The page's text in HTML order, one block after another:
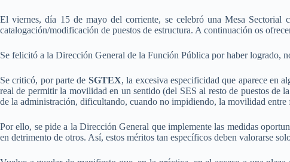
El viernes, día 15 de mayo del corriente, se celebró una Mesa
catalogación/modificación de puestos de estructura. A continuación os
Se felicitó a la Dirección General de la Función Pública por haber logrado,
Se criticó, por parte de SGTEX, la excesiva especificidad que aparece en
real de permitir la movilidad en un sentido (del SES al resto de puestos de
de la administración, dificultando, cuando no impidiendo, la movilidad entre
Por ello, se pide a la Dirección General que implemente las medidas
en detrimento de otros. Así, estos méritos tan específicos deben valorarse